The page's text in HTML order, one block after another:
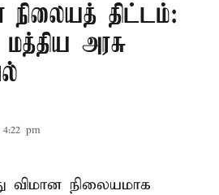
நிலையத் திட்டம்:
அரசு
pm
விமான நிலையமாக